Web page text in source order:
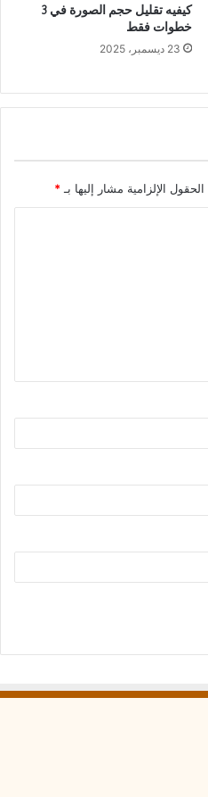
كيفيه تقليل حجم الصورة في 3
خطوات فقط
23 ديسمبر، 2025
الحقول الإلزامية مشار إليها بـ *